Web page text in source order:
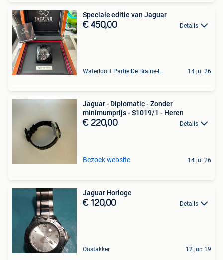
Speciale editie van Jaguar
€ 450,00 Details
Waterloo + Partie De Braine-L'Alleud, De Ohain 14 jul 26
Jaguar - Diplomatic - Zonder
minimumprijs - S1019/1 - Heren
€ 220,00 Details
Bezoek website 14 jul 26
Jaguar Horloge
€ 120,00 Details
Oostakker 12 jun 19